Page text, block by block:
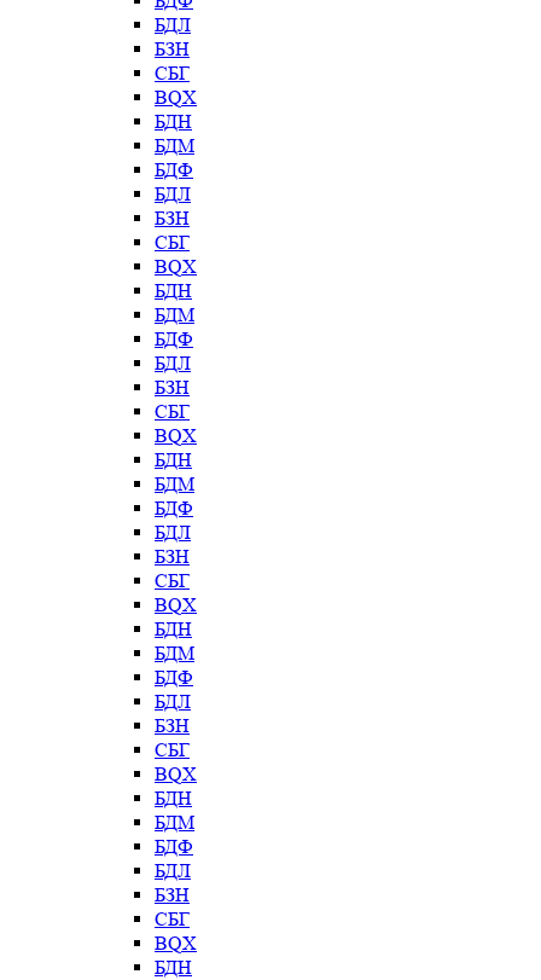
БДЛ
БЗН
СБГ
BQX
БДН
БДМ
БДФ
БДЛ
БЗН
СБГ
BQX
БДН
БДМ
БДФ
БДЛ
БЗН
СБГ
BQX
БДН
БДМ
БДФ
БДЛ
БЗН
СБГ
BQX
БДН
БДМ
БДФ
БДЛ
БЗН
СБГ
BQX
БДН
БДМ
БДФ
БДЛ
БЗН
СБГ
BQX
БДН